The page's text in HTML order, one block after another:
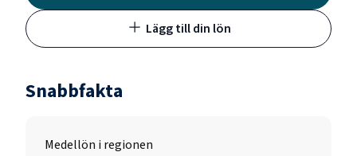
Lägg till din lön
Snabbfakta
Medellön i regionen